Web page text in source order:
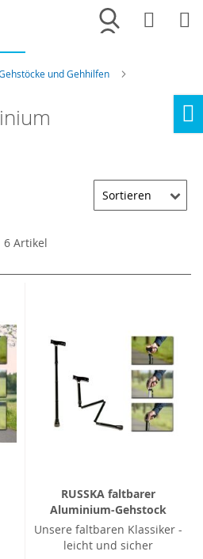
Merkliste
und Gehhilfen
6Artikel
RUSSKA faltbarer
Aluminium-Gehstock
Unsere faltbaren Klassiker -
leicht und sicher